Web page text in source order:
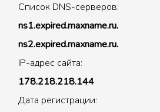
Список DNS-серверов:
ns1.expired.maxname.ru.
ns2.expired.maxname.ru.
IP-адрес сайта:
178.218.218.144
Дата регистрации: